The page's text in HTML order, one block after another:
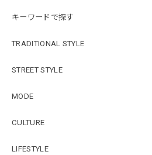
キーワードで探す
TRADITIONAL STYLE
STREET STYLE
MODE
CULTURE
LIFESTYLE